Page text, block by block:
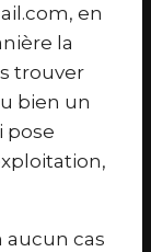
en
la
trouver
bien un
pose
aucun cas